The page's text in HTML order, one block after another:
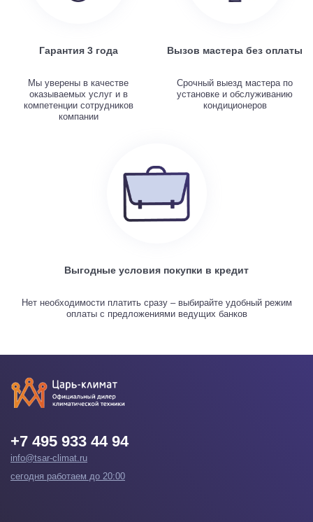
Гарантия 3 года
Мы уверены в качестве
оказываемых услуг и в
компетенции сотрудников
компании
Вызов мастера без оплаты
Срочный выезд мастера по
установке и обслуживанию
кондиционеров
Выгодные условия покупки в кредит
Нет необходимости платить сразу – выбирайте удобный режим
оплаты с предложениями ведущих банков
+7 495 933 44 94
info@tsar-climat.ru
сегодня работаем до 20:00